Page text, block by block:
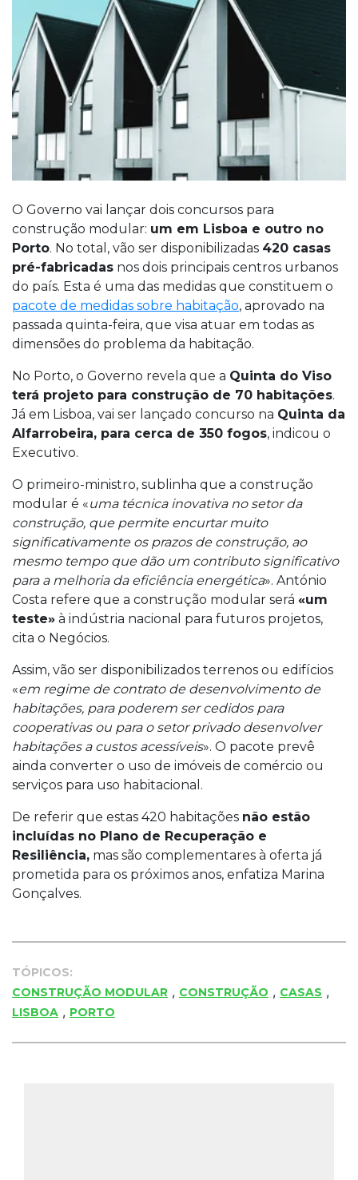
O Governo vai lançar dois concursos para
construção modular: um em Lisboa e outro no
Porto. No total, vão ser disponibilizadas 420 casas
pré-fabricadas nos dois principais centros urbanos
do país. Esta é uma das medidas que constituem o
pacote de medidas sobre habitação, aprovado na
passada quinta-feira, que visa atuar em todas as
dimensões do problema da habitação.
No Porto, o Governo revela que a Quinta do Viso
terá projeto para construção de 70 habitações.
Já em Lisboa, vai ser lançado concurso na Quinta da
Alfarrobeira, para cerca de 350 fogos, indicou o
Executivo.
O primeiro-ministro, sublinha que a construção
modular é «uma técnica inovativa no setor da
construção, que permite encurtar muito
significativamente os prazos de construção, ao
mesmo tempo que dão um contributo significativo
para a melhoria da eficiência energética». António
Costa refere que a construção modular será «um
teste» à indústria nacional para futuros projetos,
cita o Negócios.
Assim, vão ser disponibilizados terrenos ou edifícios
«em regime de contrato de desenvolvimento de
habitações, para poderem ser cedidos para
cooperativas ou para o setor privado desenvolver
habitações a custos acessíveis». O pacote prevê
ainda converter o uso de imóveis de comércio ou
serviços para uso habitacional.
De referir que estas 420 habitações não estão
incluídas no Plano de Recuperação e
Resiliência, mas são complementares à oferta já
prometida para os próximos anos, enfatiza Marina
Gonçalves.
TÓPICOS:
CONSTRUÇÃO MODULAR , CONSTRUÇÃO , CASAS ,
LISBOA , PORTO